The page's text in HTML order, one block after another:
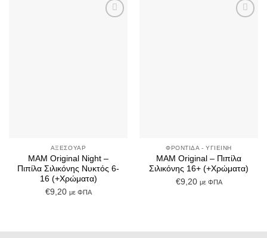
ΑΞΕΣΟΥΆΡ
MAM Original Night –
Πιπίλα Σιλικόνης Νυκτός 6-
16 (+Χρώματα)
€9,20 με ΦΠΑ
ΦΡΟΝΤΊΔΑ - ΥΓΙΕΙΝΉ
MAM Original – Πιπίλα
Σιλικόνης 16+ (+Χρώματα)
€9,20 με ΦΠΑ